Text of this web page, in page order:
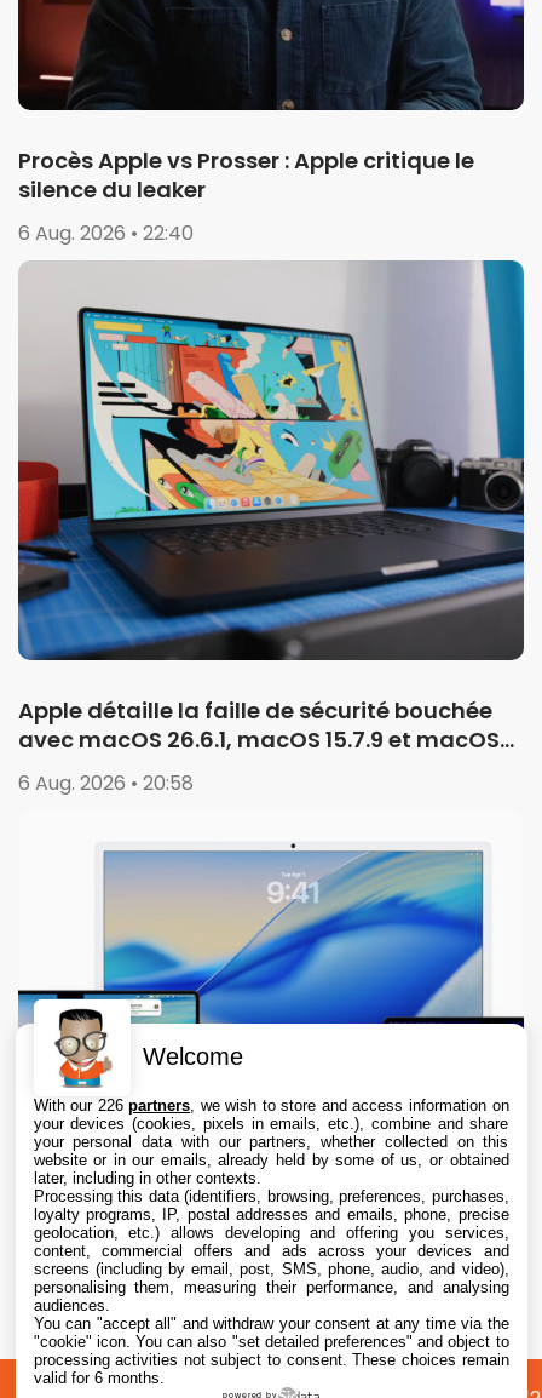
Procès Apple vs Prosser : Apple critique le
silence du leaker
6 Aug. 2026 • 22:40
Apple détaille la faille de sécurité bouchée
avec macOS 26.6.1, macOS 15.7.9 et macOS
14.8.9
6 Aug. 2026 • 20:58
macOS 26.6.1 est disponible, avec macOS
15.7.9 et macOS 14.8.9
6 Aug. 2026 • 19:55
Welcome
With our 226partners , we wish to store and access information on
your devices (cookies, pixels in emails, etc.), combine and share
your personal data with our partners, whether collected on this
website or in our emails, already held by some of us, or obtained
later, including in other contexts.
Processing this data (identifiers, browsing, preferences, purchases,
loyalty programs, IP, postal addresses and emails, phone, precise
geolocation, etc.) allows developing and offering you services,
content, commercial offers and ads across your devices and
screens (including by email, post, SMS, phone, audio, and video),
personalising them, measuring their performance, and analysing
audiences.
You can "accept all" and withdraw your consent at any time via the
"cookie" icon. You can also "set detailed preferences" and object to
processing activities not subject to consent. These choices remain
valid for 6 months.
powered by